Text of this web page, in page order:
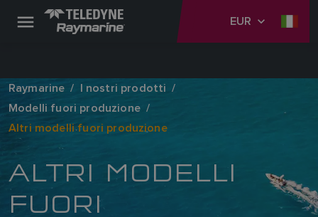
EUR
Raymarine
I nostri prodotti
Modelli fuori produzione
Altri modelli fuori produzione
ALTRI MODELLI
FUORI